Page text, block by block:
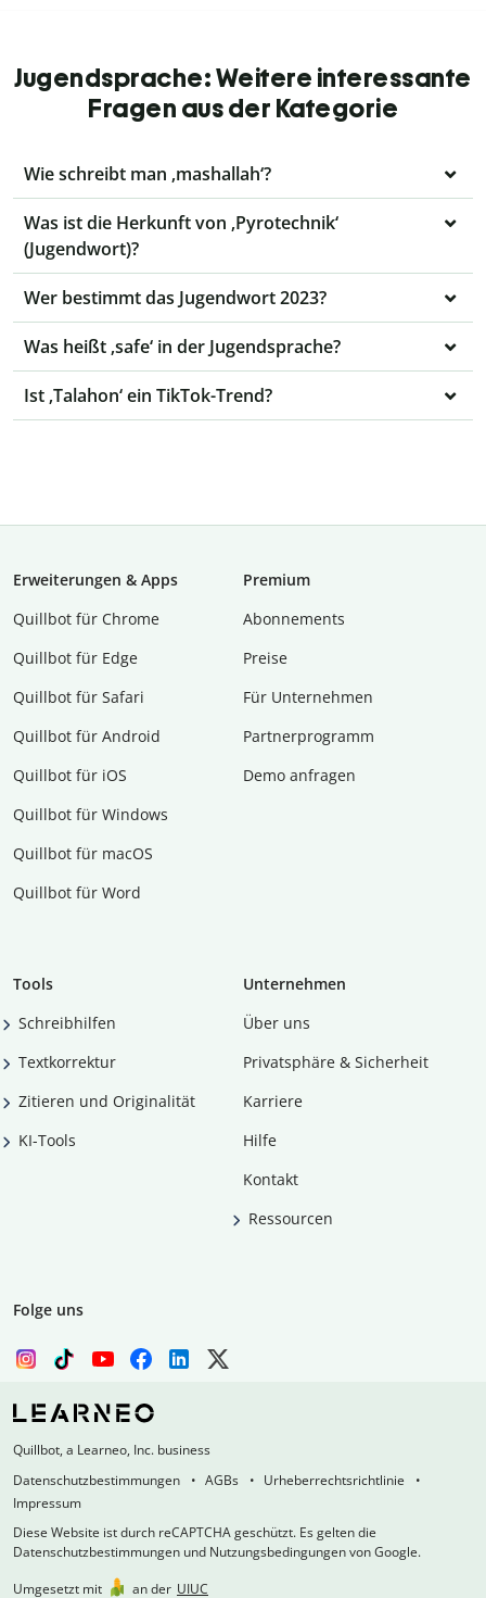
Jugendsprache: Weitere interessante
Fragen aus der Kategorie
Wie schreibt man ‚mashallah‘?
Was ist die Herkunft von ‚Pyrotechnik‘
(Jugendwort)?
Wer bestimmt das Jugendwort 2023?
Was heißt ‚safe‘ in der Jugendsprache?
Ist ‚Talahon‘ ein TikTok-Trend?
Erweiterungen & Apps
Quillbot für Chrome
Quillbot für Edge
Quillbot für Safari
Quillbot für Android
Quillbot für iOS
Quillbot für Windows
Quillbot für macOS
Quillbot für Word
Premium
Abon­ne­ments
Preise
Für Unternehmen
Partnerprogramm
Demo anfragen
Tools
Schreibhilfen
Textkorrektur
Zitieren und Originalität
KI-Tools
Unternehmen
Über uns
Privatsphäre & Sicherheit
Karriere
Hilfe
Kontakt
Ressourcen
Folge uns
Quillbot, a Learneo, Inc. business
Datenschutzbestimmungen
AGBs
Urheberrechtsrichtlinie
Impressum
Diese Website ist durch reCAPTCHA geschützt. Es gelten die
Datenschutzbestimmungen und Nutzungsbedingungen von Google.
Umgesetzt mit
an der UIUC